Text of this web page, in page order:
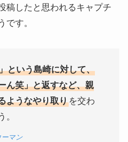
稿したと思われるキャプチ
です。
という島崎に対して、
ん笑」と返すなど、親
ようなやり取りを交わ
。
ーマン